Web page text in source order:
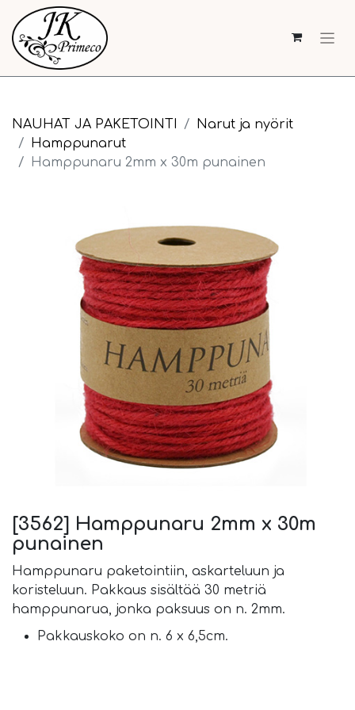
NAUHAT JA PAKETOINTI
Narut ja nyörit
Hamppunarut
Hamppunaru 2mm x 30m punainen
[3562] Hamppunaru 2mm x 30m
punainen
Hamppunaru paketointiin, askarteluun ja
koristeluun. Pakkaus sisältää 30 metriä
hamppunarua, jonka paksuus on n. 2mm.
Pakkauskoko on n. 6 x 6,5cm.